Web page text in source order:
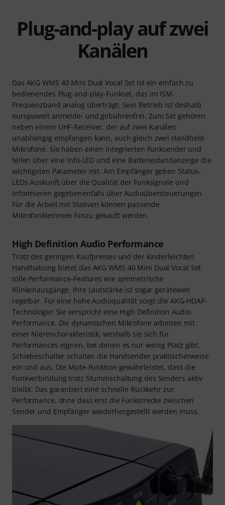
Plug-and-play auf zwei
Kanälen
Das AKG WMS 40 Mini Dual Vocal Set ist ein einfach zu
bedienendes Plug-and-play-Funkset, das im ISM-
Frequenzband analog überträgt. Sein Betrieb ist deshalb
europaweit anmelde- und gebührenfrei. Zum Set gehören
neben einem UHF-Receiver, der auf zwei Kanälen
unabhängig empfangen kann, auch gleich zwei Handheld-
Mikrofone. Sie haben einen integrierten Funksender und
teilen über eine Info-LED und eine Batteriestandanzeige die
wichtigsten Parameter mit. Am Empfänger geben Status-
LEDs Auskunft über die Qualität der Funksignale und
informieren gegebenenfalls über Audioübersteuerungen.
Für die Arbeit mit Stativen können passende
Mikrofonklemmen hinzu gekauft werden.
High Definition Audio Performance
Trotz des geringen Kaufpreises und der kinderleichten
Handhabung bietet das AKG WMS 40 Mini Dual Vocal Set
tolle Performance-Features wie symmetrische
Klinkenausgänge. Ihre Lautstärke ist sogar geräteweit
regelbar. Für eine hohe Audioqualität sorgt die AKG-HDAP-
Technologie: Sie verspricht eine High Definition Audio
Performance. Die dynamischen Mikrofone arbeiten mit
einer Nierencharakteristik, weshalb sie sich für
Performances eignen, bei denen es nur wenig Platz gibt.
Schiebeschalter schalten die Handsender praktischerweise
ein und aus. Die Mute-Funktion gewährleistet, dass die
Funkverbindung trotz Stummschaltung des Senders aktiv
bleibt. Das garantiert eine schnelle Rückkehr zur
Performance, ohne dass erst die Funkstrecke zwischen
Sender und Empfänger wiederhergestellt werden muss.